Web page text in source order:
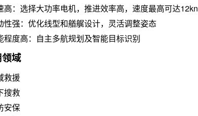
高：选择大功率电机，推进效率高，速度最高可达12kn
性强：优化线型和艏艉设计，灵活调整姿态
程度高：自主多航规划及智能目标识别
域
救援
搜救
安保